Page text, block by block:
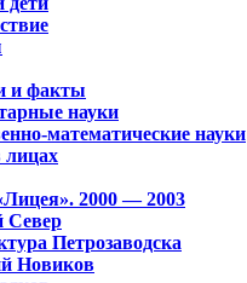
и факты
науки
математические науки
лицах
2000 — 2003
Север
Петрозаводска
Новиков